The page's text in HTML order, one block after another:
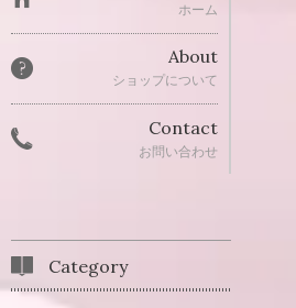
ホーム
About
ショップについて
Contact
お問い合わせ
Category